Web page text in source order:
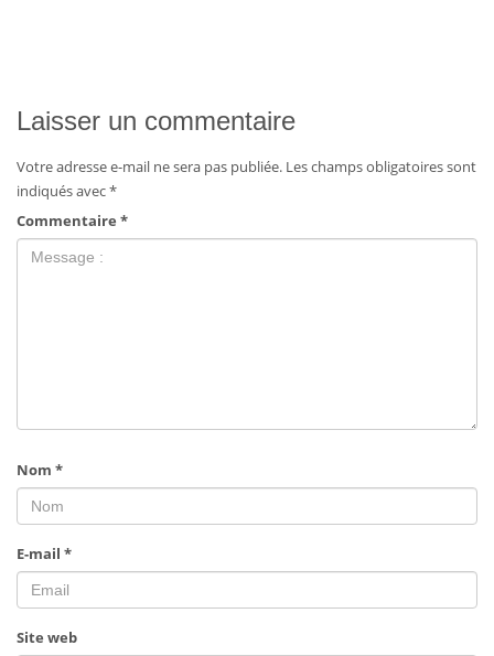
Laisser un commentaire
Votre adresse e-mail ne sera pas publiée. Les champs obligatoires sont
indiqués avec*
Commentaire *
Nom *
E-mail *
Site web